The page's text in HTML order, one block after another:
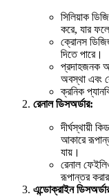
সিলিয়াক
করে, যার
ক্রোনস
দিতে পারে।
প্রদাহজনক
অবস্থা এবং
ক্রনিক
রেনাল ডিসঅর্ডার:
দীর্ঘস্থায়ী
আকারে
যায়।
রেনাল
রূপান্তর
এন্ডোক্রাইন